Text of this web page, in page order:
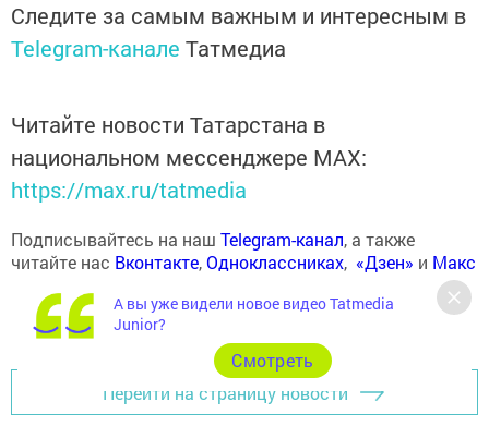
Следите за самым важным и интересным в
Telegram-канале Татмедиа
Читайте новости Татарстана в
национальном мессенджере MАХ:
https://max.ru/tatmedia
Подписывайтесь на наш Telegram-канал, а также
читайте нас Вконтакте,Одноклассниках, «Дзен» и Макс
Перейти на страницу новости
А вы уже видели новое видео Tatmedia
Junior?
Cмотреть